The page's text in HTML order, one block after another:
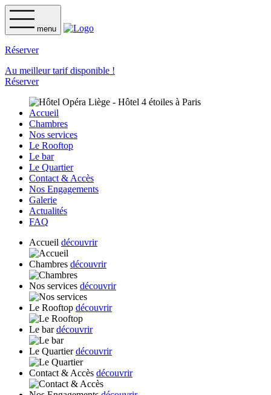
menu
Réserver
Au meilleur tarif disponible !
Réserver
Accueil
Chambres
Nos services
Le Rooftop
Le bar
Le Quartier
Contact & Accès
Nos Engagements
Galerie
Actualités
FAQ
Accueil découvrir
Chambres découvrir
Nos services découvrir
Le Rooftop découvrir
Le bar découvrir
Le Quartier découvrir
Contact & Accès découvrir